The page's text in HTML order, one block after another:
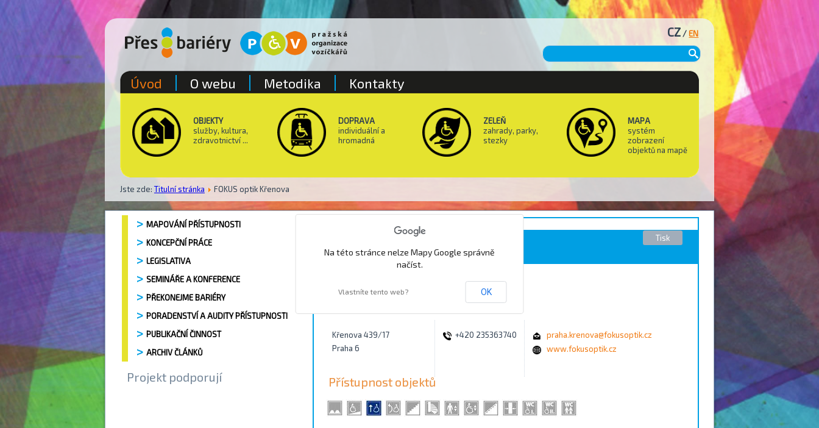
OBJEKTY
služby, kultura,
zdravotnictví ...
DOPRAVA
individuální a
hromadná
ZELEŇ
zahrady, parky,
stezky
MAPA
systém
zobrazení
objektů na mapě
CZ /EN
Jste zde: Titulní stránka FOKUS optik Křenova
Úvod O webu Metodika Kontakty
MAPOVÁNÍ PŘÍSTUPNOSTI
KONCEPČNÍ PRÁCE
LEGISLATIVA
SEMINÁŘE A KONFERENCE
PŘEKONEJME BARIÉRY
PORADENSTVÍ A AUDITY PŘÍSTUPNOSTI
PUBLIKAČNÍ ČINNOST
ARCHIV ČLÁNKŮ
Projekt podporují
Tisk
FOKUS optik Křenova
Křenova 439/17
Praha 6
+420 235363740
praha.krenova@fokusoptik.cz
www.fokusoptik.cz
Přístupnost objektů
Na této stránce nelze Mapy Google správně
načíst.
Vlastníte tento web? OK